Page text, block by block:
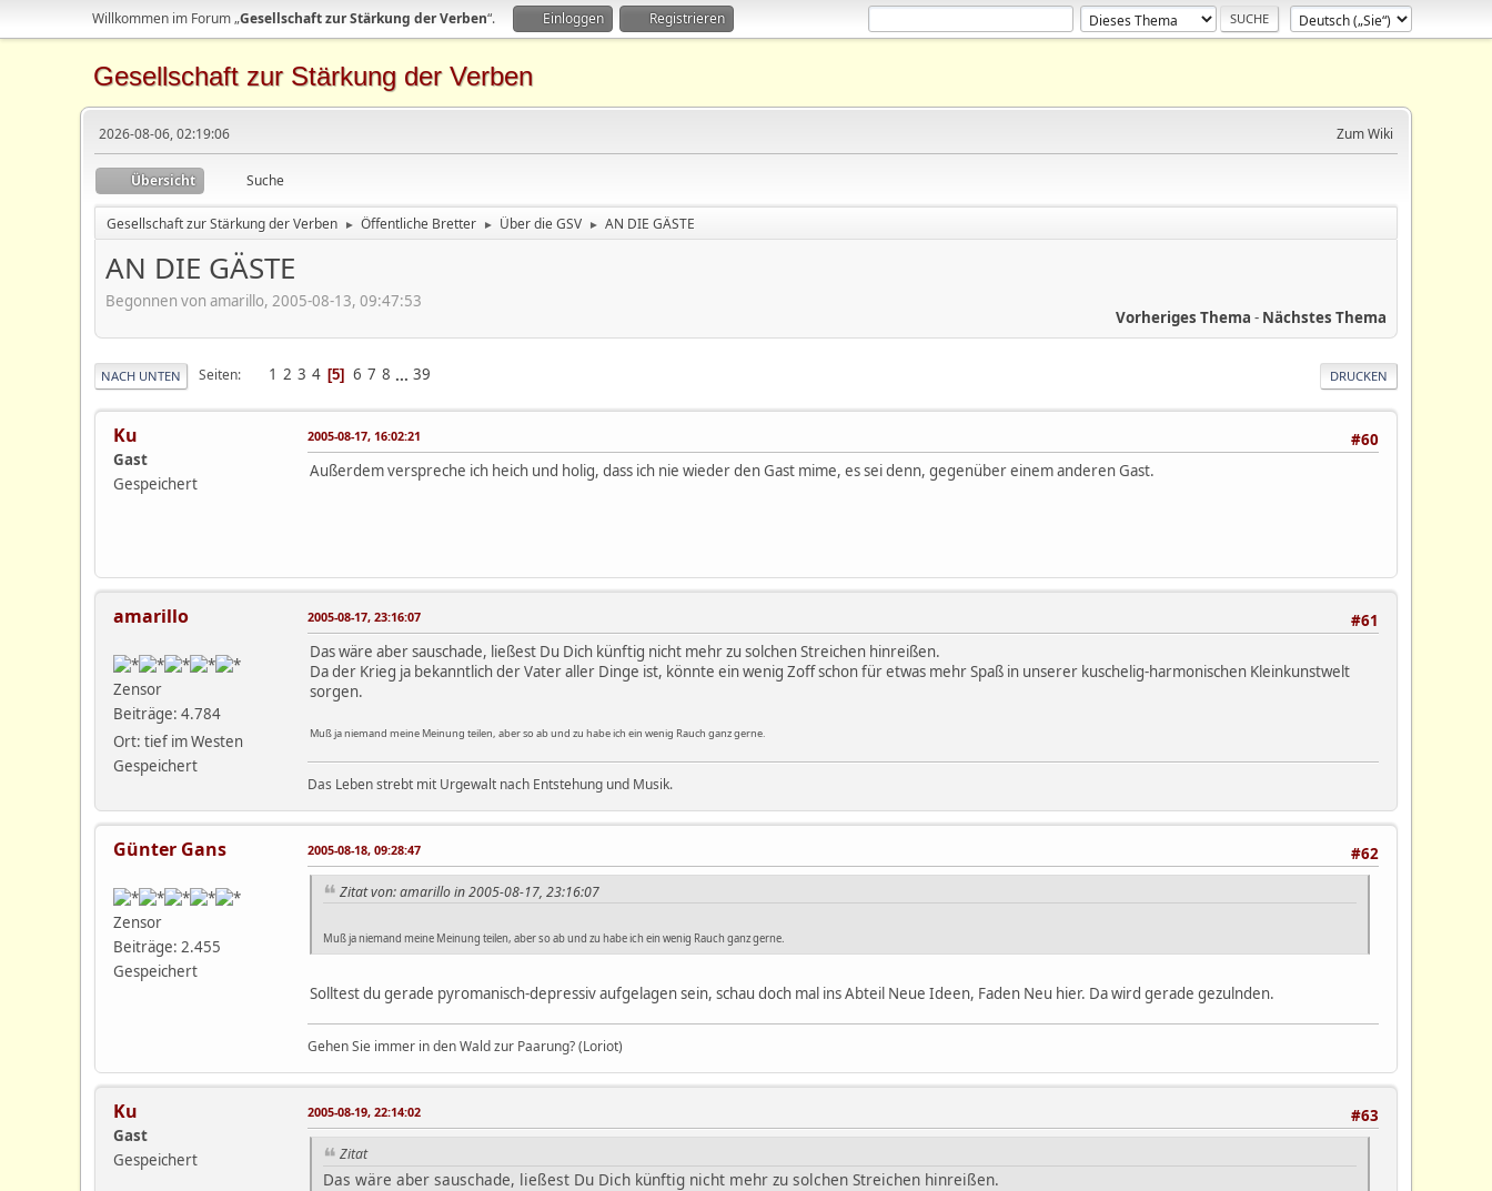
Willkommen im Forum „Gesellschaft zur Stärkung der Verben“. Einloggen Registrieren
Gesellschaft zur Stärkung der Verben
2026-08-06, 02:19:06 Zum Wiki
Übersicht Suche
Gesellschaft zur Stärkung der Verben ► Öffentliche Bretter ► Über die GSV ► AN DIE GÄSTE
AN DIE GÄSTE
Begonnen von amarillo, 2005-08-13, 09:47:53
Vorheriges Thema - Nächstes Thema
DRUCKEN
NACH UNTEN Seiten 1 2 3 4 5 6 7 8 ... 39
Ku
Gast
Gespeichert
#60
2005-08-17, 16:02:21
Außerdem verspreche ich heich und holig, dass ich nie wieder den Gast mime, es sei denn, gegenüber einem anderen Gast.
amarillo
Zensor
Beiträge: 4.784
Ort: tief im Westen
Gespeichert
#61
2005-08-17, 23:16:07
Das wäre aber sauschade, ließest Du Dich künftig nicht mehr zu solchen Streichen hinreißen.
Da der Krieg ja bekanntlich der Vater aller Dinge ist, könnte ein wenig Zoff schon für etwas mehr Spaß in unserer kuschelig-harmonischen Kleinkunstwelt
sorgen.
Muß ja niemand meine Meinung teilen, aber so ab und zu habe ich ein wenig Rauch ganz gerne.
Das Leben strebt mit Urgewalt nach Entstehung und Musik.
Günter Gans
Zensor
Beiträge: 2.455
Gespeichert
#62
2005-08-18, 09:28:47
Zitat von: amarillo in 2005-08-17, 23:16:07
Muß ja niemand meine Meinung teilen, aber so ab und zu habe ich ein wenig Rauch ganz gerne.
Solltest du gerade pyromanisch-depressiv aufgelagen sein, schau doch mal ins Abteil Neue Ideen, Faden Neu hier. Da wird gerade gezulnden.
Gehen Sie immer in den Wald zur Paarung? (Loriot)
Ku
Gast
Gespeichert
#63
2005-08-19, 22:14:02
Zitat
Das wäre aber sauschade, ließest Du Dich künftig nicht mehr zu solchen Streichen hinreißen.